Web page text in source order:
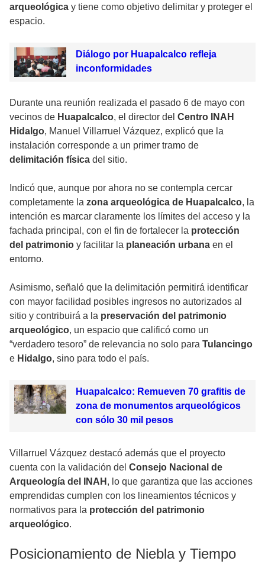
arqueológica y tiene como objetivo delimitar y proteger el
espacio.
Diálogo por Huapalcalco refleja
inconformidades
Durante una reunión realizada el pasado 6 de mayo con
vecinos de Huapalcalco, el director del Centro INAH
Hidalgo, Manuel Villarruel Vázquez, explicó que la
instalación corresponde a un primer tramo de
delimitación física del sitio.
Indicó que, aunque por ahora no se contempla cercar
completamente la zona arqueológica de Huapalcalco, la
intención es marcar claramente los límites del acceso y la
fachada principal, con el fin de fortalecer la protección
del patrimonio y facilitar la planeación urbana en el
entorno.
Asimismo, señaló que la delimitación permitirá identificar
con mayor facilidad posibles ingresos no autorizados al
sitio y contribuirá a la preservación del patrimonio
arqueológico, un espacio que calificó como un
“verdadero tesoro” de relevancia no solo para Tulancingo
e Hidalgo, sino para todo el país.
Huapalcalco: Remueven 70 grafitis de
zona de monumentos arqueológicos
con sólo 30 mil pesos
Villarruel Vázquez destacó además que el proyecto
cuenta con la validación del Consejo Nacional de
Arqueología del INAH , lo que garantiza que las acciones
emprendidas cumplen con los lineamientos técnicos y
normativos para la protección del patrimonio
arqueológico.
Posicionamiento de Niebla y Tiempo